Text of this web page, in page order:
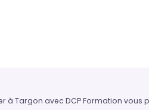
à Targon avec DCP Formation